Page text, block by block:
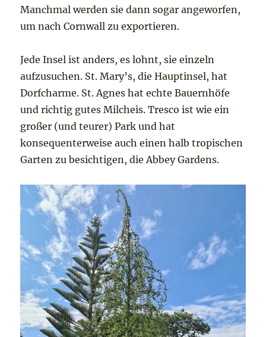
Manchmal werden sie dann sogar angeworfen,
um nach Cornwall zu exportieren.
Jede Insel ist anders, es lohnt, sie einzeln
aufzusuchen. St. Mary’s, die Hauptinsel, hat
Dorfcharme. St. Agnes hat echte Bauernhöfe
und richtig gutes Milcheis. Tresco ist wie ein
großer (und teurer) Park und hat
konsequenterweise auch einen halb tropischen
Garten zu besichtigen, die Abbey Gardens.